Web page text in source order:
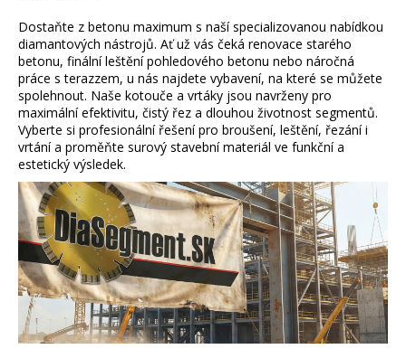
Dostaňte z betonu maximum s naší specializovanou nabídkou
diamantových nástrojů. Ať už vás čeká renovace starého
betonu, finální leštění pohledového betonu nebo náročná
práce s terazzem, u nás najdete vybavení, na které se můžete
spolehnout. Naše kotouče a vrtáky jsou navrženy pro
maximální efektivitu, čistý řez a dlouhou životnost segmentů.
Vyberte si profesionální řešení pro broušení, leštění, řezání i
vrtání a proměňte surový stavební materiál ve funkční a
estetický výsledek.
u
j
e
t
e
n
a
j
í
t
?
Hledat